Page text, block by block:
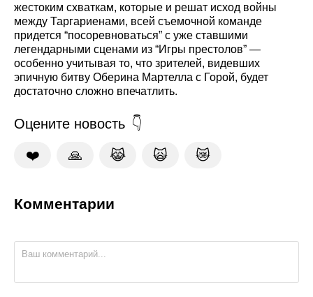
жестоким схваткам, которые и решат исход войны
между Таргариенами, всей съемочной команде
придется “посоревноваться” с уже ставшими
легендарными сценами из “Игры престолов” —
особенно учитывая то, что зрителей, видевших
эпичную битву Оберина Мартелла с Горой, будет
достаточно сложно впечатлить.
Оцените новость
❤️ 🙏 😹 🙀 😿
Комментарии